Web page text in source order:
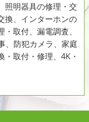
照明器具の修理・交
換、インターホンの
取付、漏電調査、
、防犯カメラ、家庭
・取付・修理、4K・